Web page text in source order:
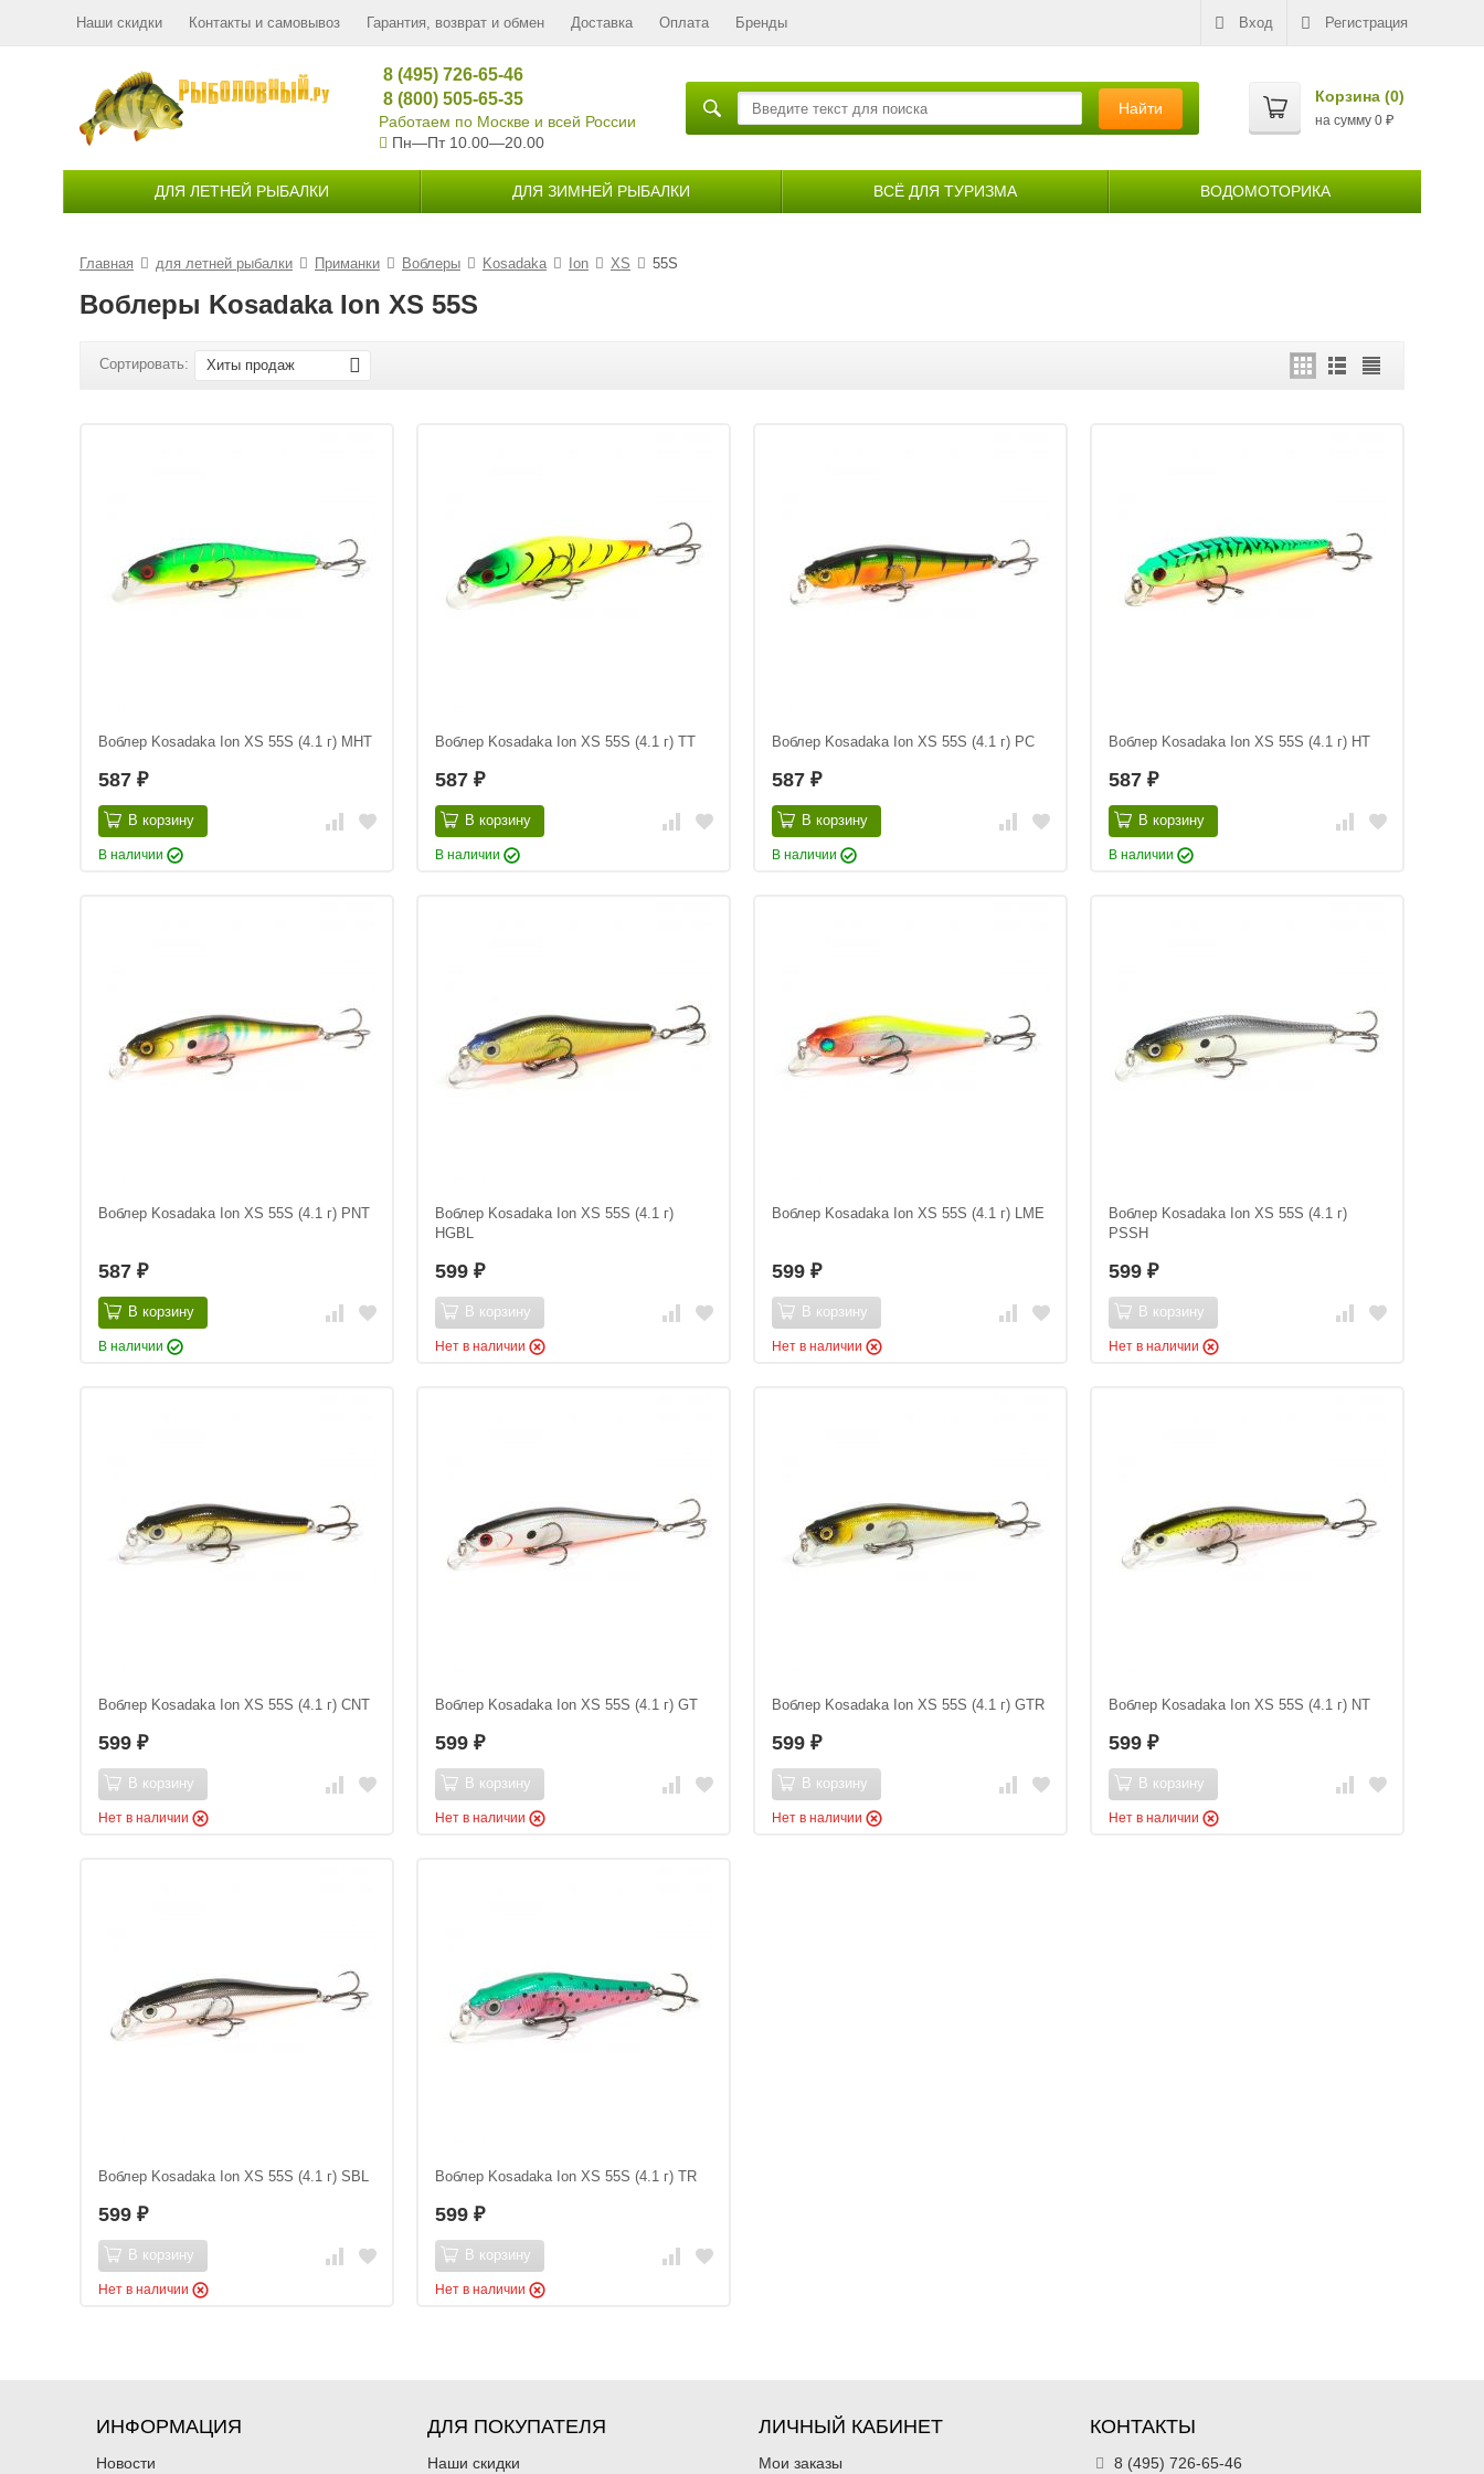
Вход Регистрация
Наши скидки Контакты и самовывоз Гарантия, возврат и обмен Доставка Оплата Бренды
8 (495) 726-65-46
8 (800) 505-65-35
Работаем по Москве и всей России
Пн—Пт 10.00—20.00
Найти
Корзина (0)
на сумму 0 ₽
ДЛЯ ЛЕТНЕЙ РЫБАЛКИ ДЛЯ ЗИМНЕЙ РЫБАЛКИ ВСЁ ДЛЯ ТУРИЗМА ВОДОМОТОРИКА
Главная для летней рыбалки Приманки Воблеры Kosadaka Ion XS 55S
Воблеры Kosadaka Ion XS 55S
Сортировать: Хиты продаж
Воблер Kosadaka Ion XS 55S (4.1 г) MHT
587 ₽
В корзину
В наличии
Воблер Kosadaka Ion XS 55S (4.1 г) TT
587 ₽
В корзину
В наличии
Воблер Kosadaka Ion XS 55S (4.1 г) PC
587 ₽
В корзину
В наличии
Воблер Kosadaka Ion XS 55S (4.1 г) HT
587 ₽
В корзину
В наличии
Воблер Kosadaka Ion XS 55S (4.1 г) PNT
587 ₽
В корзину
В наличии
Воблер Kosadaka Ion XS 55S (4.1 г)
HGBL
599 ₽
В корзину
Нет в наличии
Воблер Kosadaka Ion XS 55S (4.1 г) LME
599 ₽
В корзину
Нет в наличии
Воблер Kosadaka Ion XS 55S (4.1 г)
PSSH
599 ₽
В корзину
Нет в наличии
Воблер Kosadaka Ion XS 55S (4.1 г) CNT
599 ₽
В корзину
Нет в наличии
Воблер Kosadaka Ion XS 55S (4.1 г) GT
599 ₽
В корзину
Нет в наличии
Воблер Kosadaka Ion XS 55S (4.1 г) GTR
599 ₽
В корзину
Нет в наличии
Воблер Kosadaka Ion XS 55S (4.1 г) NT
599 ₽
В корзину
Нет в наличии
Воблер Kosadaka Ion XS 55S (4.1 г) SBL
599 ₽
В корзину
Нет в наличии
Воблер Kosadaka Ion XS 55S (4.1 г) TR
599 ₽
В корзину
Нет в наличии
ИНФОРМАЦИЯ
Новости
ДЛЯ ПОКУПАТЕЛЯ
Наши скидки
ЛИЧНЫЙ КАБИНЕТ
Мои заказы
КОНТАКТЫ
8 (495) 726-65-46